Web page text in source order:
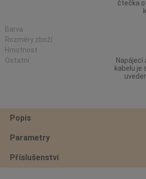
čtečka
Barva
Rozměry zboží
Hmotnost
Ostatní
Napájecí
kabelu je
Popis
Parametry
Příslušenství